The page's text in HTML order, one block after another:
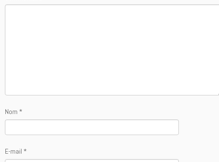
Nom *
E-mail *